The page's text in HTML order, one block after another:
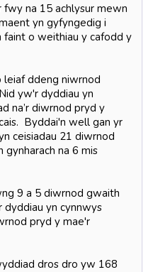
fwy na 15 achlysur mewn
yn gyfyngedig i
o weithiau y cafodd y
leiaf ddeng niwrnod
yw'r dyddiau yn
na’r diwrnod pryd y
Byddai'n well gan yr
ceisiadau 21 diwrnod
na 6 mis
9 a 5 diwrnod gwaith
yn cynnwys
pryd y mae'r
dros dro yw 168